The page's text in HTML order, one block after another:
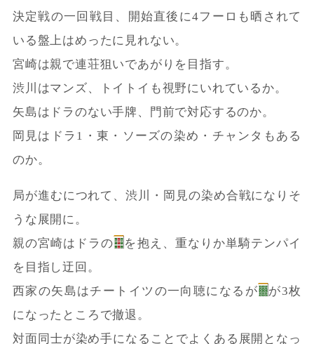
決定戦の一回戦目、開始直後に4フーロも晒されて
いる盤上はめったに見れない。
宮崎は親で連荘狙いであがりを目指す。
渋川はマンズ、トイトイも視野にいれているか。
矢島はドラのない手牌、門前で対応するのか。
岡見はドラ1・東・ソーズの染め・チャンタもある
のか。
局が進むにつれて、渋川・岡見の染め合戦になりそ
うな展開に。
親の宮崎はドラの
を抱え、重なりか単騎テンパイ
を目指し迂回。
西家の矢島はチートイツの一向聴になるが
が3枚
になったところで撤退。
対面同士が染め手になることでよくある展開となっ